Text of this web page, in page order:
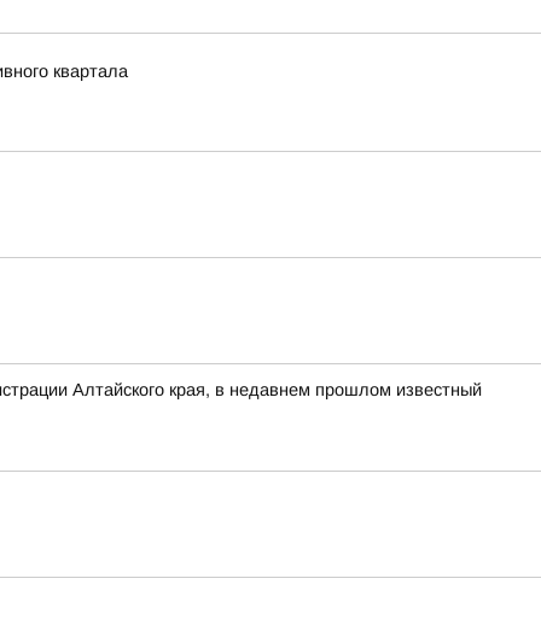
квартала
Алтайского края, в недавнем прошлом известный